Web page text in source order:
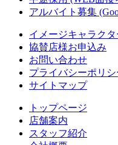
アルバイト募集
イメージキャラクタ
協賛店様お申込み
お問い合わせ
プライバシーポリシ
サイトマップ
トップページ
店舗案内
スタッフ紹介